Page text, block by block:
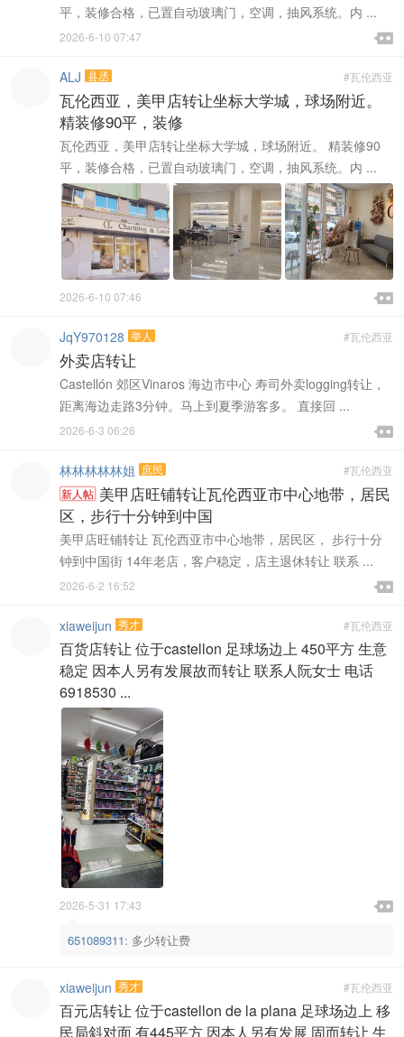
平，装修合格，已置自动玻璃门，空调，抽风系统。内 ...

2026-6-10 07:47 
#瓦伦西亚
ALJ 县丞
瓦伦西亚，美甲店转让坐标大学城，球场附近。
精装修90平，装修
瓦伦西亚，美甲店转让坐标大学城，球场附近。 精装修90
平，装修合格，已置自动玻璃门，空调，抽风系统。内 ...

2026-6-10 07:46 
#瓦伦西亚
JqY970128 举人
外卖店转让
Castellón 郊区Vinaros 海边市中心 寿司外卖logging转让，
距离海边走路3分钟。马上到夏季游客多。 直接回 ...

2026-6-3 06:26 
#瓦伦西亚
林林林林林姐 庶民
新人帖 美甲店旺铺转让瓦伦西亚市中心地带，居民
区，步行十分钟到中国
美甲店旺铺转让 瓦伦西亚市中心地带，居民区， 步行十分
钟到中国街 14年老店，客户稳定，店主退休转让 联系 ...

2026-6-2 16:52 
#瓦伦西亚
xiaweijun 秀才
百货店转让 位于castellon 足球场边上 450平方 生意
稳定 因本人另有发展故而转让 联系人阮女士 电话
6918530 ...

2026-5-31 17:43 
651089311: 多少转让费
#瓦伦西亚
xiaweijun 秀才
百元店转让 位于castellon de la plana 足球场边上 移
民局斜对面 有445平方 因本人另有发展 固而转让 生